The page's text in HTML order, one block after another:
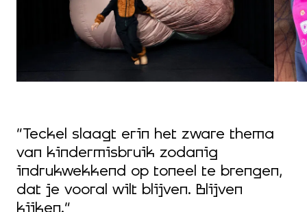
“Teckel slaagt erin het zware thema
van kindermisbruik zodanig
indrukwekkend op toneel te brengen,
dat je vooral wilt blijven. Blijven
kijken.”